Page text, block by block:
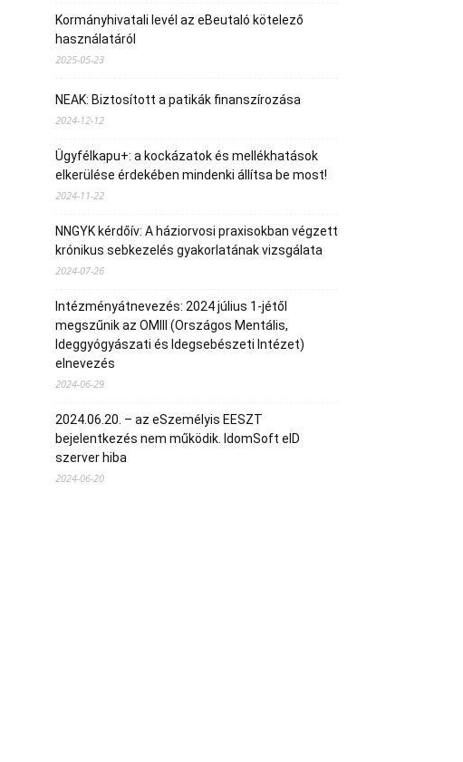
Kormányhivatali levél az eBeutaló kötelező
használatáról
2025-05-23
NEAK: Biztosított a patikák finanszírozása
2024-12-12
Ügyfélkapu+: a kockázatok és mellékhatások
elkerülése érdekében mindenki állítsa be most!
2024-11-22
NNGYK kérdőív: A háziorvosi praxisokban végzett
krónikus sebkezelés gyakorlatának vizsgálata
2024-07-26
Intézményátnevezés: 2024 július 1-jétől
megszűnik az OMIII (Országos Mentális,
Ideggyógyászati és Idegsebészeti Intézet)
elnevezés
2024-06-29
2024.06.20. – az eSzemélyis EESZT
bejelentkezés nem működik. IdomSoft eID
szerver hiba
2024-06-20